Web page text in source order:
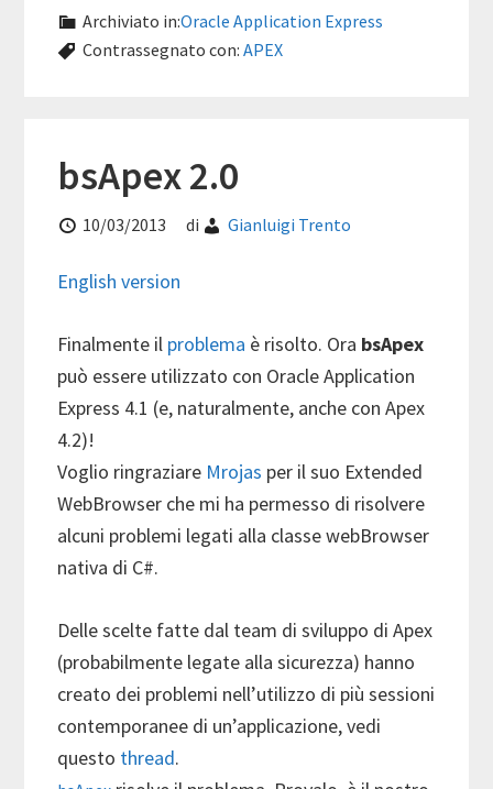
Archiviato in:Oracle Application Express
Contrassegnato con:APEX
bsApex 2.0
10/03/2013 di Gianluigi Trento
English version
Finalmente il problema è risolto. Ora bsApex
può essere utilizzato con Oracle Application
Express 4.1 (e, naturalmente, anche con Apex
4.2)!
Voglio ringraziare Mrojas per il suo Extended
WebBrowser che mi ha permesso di risolvere
alcuni problemi legati alla classe webBrowser
nativa di C#.
Delle scelte fatte dal team di sviluppo di Apex
(probabilmente legate alla sicurezza) hanno
creato dei problemi nell’utilizzo di più sessioni
contemporanee di un’applicazione, vedi
questo thread.